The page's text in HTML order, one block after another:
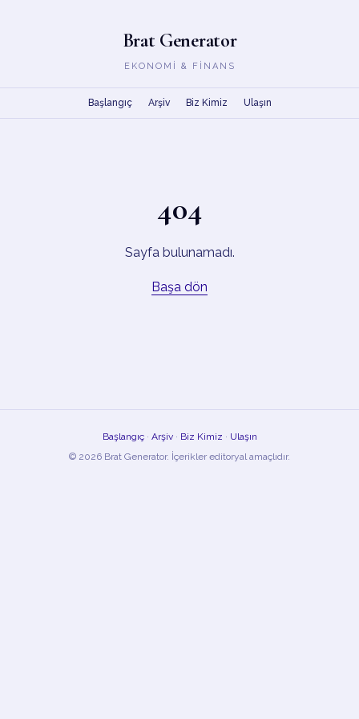
Brat Generator
EKONOMI & FINANS
Başlangıç Arşiv Biz Kimiz Ulaşın
404
Sayfa bulunamadı.
Başa dön
Başlangıç· Arşiv· Biz Kimiz · Ulaşın
© 2026 Brat Generator. İçerikler editoryal amaçlıdır.